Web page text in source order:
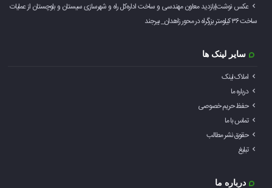
عکس نوشت|بازدید معاون مهندسی و ساخت اداره‌کل راه و شهرسازی سیستان و بلوچستان از عملیات
ساخت ۳۶ کیلومتر بزرگراه در محور زاهدان_ بیرجند
سایر لینک ها
املاک لینک
درباره ما
حفظ حریم خصوصی
تماس با ما
حقوق نشر مطالب
تبلیغ
درباره ما